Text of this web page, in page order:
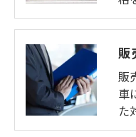
販
販
車
た